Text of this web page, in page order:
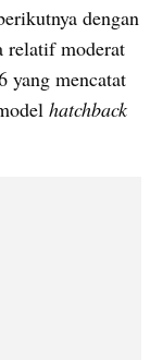
dengan
relatif moderat
yang mencatat
hatchback